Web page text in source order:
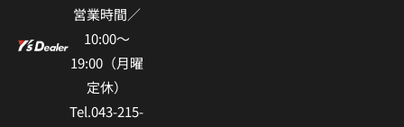
営業時間／
10:00〜
19:00（⽉曜
定休）
Tel.043-215-